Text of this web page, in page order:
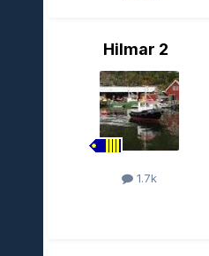
Hilmar 2
1.7k